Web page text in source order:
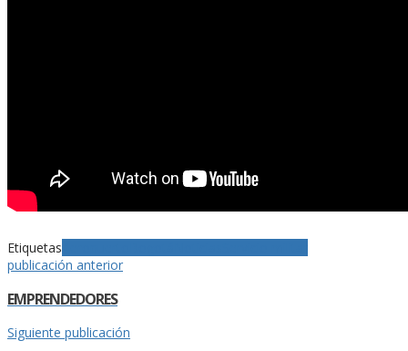
Etiquetas
publicación anterior
EMPRENDEDORES
Siguiente publicación